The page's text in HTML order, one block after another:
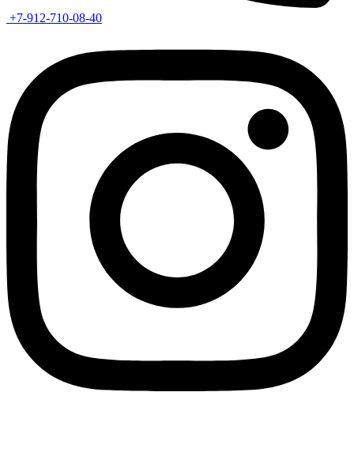
+7-912-710-08-40